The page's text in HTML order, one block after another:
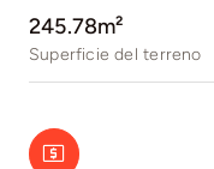
245.78m²
Superficie del terreno